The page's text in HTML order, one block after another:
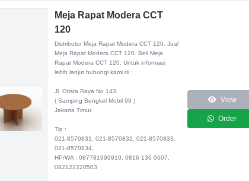
Meja Rapat Modera CCT
120
DistributorMeja Rapat Modera CCT 120
. Jual
Meja Rapat Modera CCT 120. Beli Meja
Rapat Modera CCT 120. Untuk informasi
lebih lanjut hubungi kami di :
Jl. Otista Raya No 143
( Samping Bengkel Mobil 99 )
Jakarta Timur.
Tlp :
021-8570831, 021-8570832, 021-8570833,
021-8570834,
HP/WA : 087781999910, 0816 136 0607,
082122220503
View
Order